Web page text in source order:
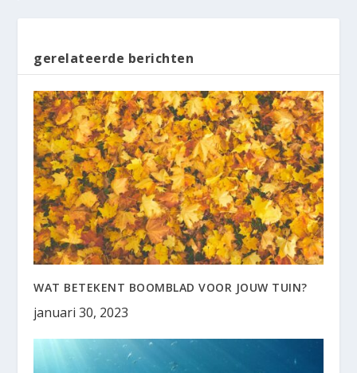
gerelateerde berichten
WAT BETEKENT BOOMBLAD VOOR JOUW TUIN?
januari 30, 2023